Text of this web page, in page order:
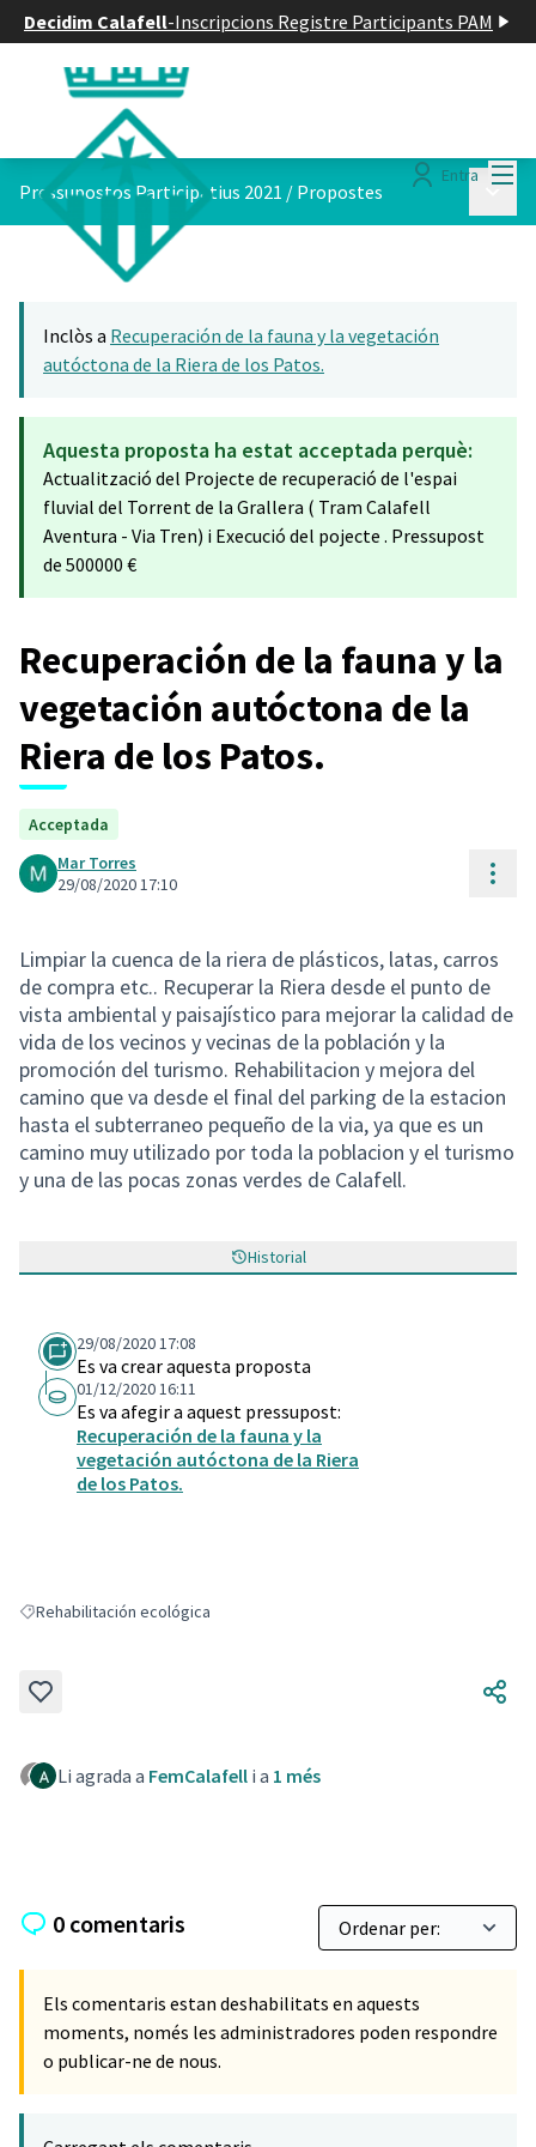
Decidim Calafell-Inscripcions Registre Participants PAM
Entra
Pressupostos Participatius 2021 / Propostes
Inclòs a Recuperación de la fauna y la vegetación
autóctona de la Riera de los Patos.
Aquesta proposta ha estat acceptada perquè:
Actualització del Projecte de recuperació de l'espai
fluvial del Torrent de la Grallera ( Tram Calafell
Aventura - Via Tren) i Execució del pojecte . Pressupost
de 500000 €
Recuperación de la fauna y la
vegetación autóctona de la
Riera de los Patos.
Acceptada
Mar Torres
29/08/2020 17:10
Limpiar la cuenca de la riera de plásticos, latas, carros
de compra etc.. Recuperar la Riera desde el punto de
vista ambiental y paisajístico para mejorar la calidad de
vida de los vecinos y vecinas de la población y la
promoción del turismo. Rehabilitacion y mejora del
camino que va desde el final del parking de la estacion
hasta el subterraneo pequeño de la via, ya que es un
camino muy utilizado por toda la poblacion y el turismo
y una de las pocas zonas verdes de Calafell.
Historial
29/08/2020 17:08
Es va crear aquesta proposta
01/12/2020 16:11
Es va afegir a aquest pressupost:
Recuperación de la fauna y la
vegetación autóctona de la Riera
de los Patos.
Resultats en filtrar per: Rehabilitación ecológica
Rehabilitación ecológica
Li agrada a FemCalafell i a 1 més
0 comentaris
Els comentaris estan deshabilitats en aquests
moments, només les administradores poden respondre
o publicar-ne de nous.